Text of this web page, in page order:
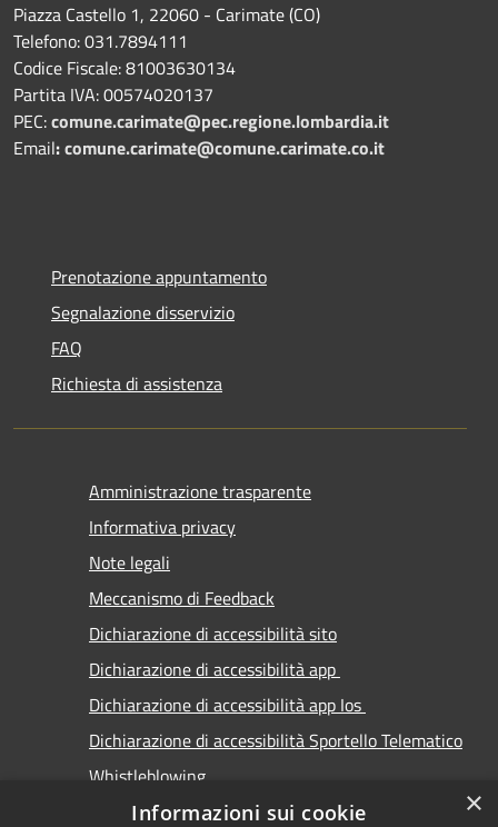
Piazza Castello 1, 22060 - Carimate (CO)
Telefono: 031.7894111
Codice Fiscale: 81003630134
Partita IVA: 00574020137
PEC:comune.carimate@pec.regione.lombardia.it
Email:comune.carimate@comune.carimate.co.it
Prenotazione appuntamento
Segnalazione disservizio
FAQ
Richiesta di assistenza
Amministrazione trasparente
Informativa privacy
Note legali
Meccanismo di Feedback
Dichiarazione di accessibilità sito
Dichiarazione di accessibilità app
Dichiarazione di accessibilità app Ios
Dichiarazione di accessibilità Sportello Telematico
Whistleblowing
×
Informazioni sui cookie